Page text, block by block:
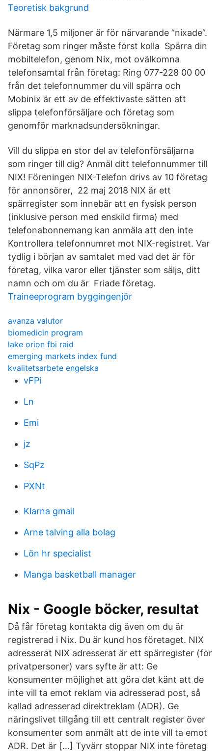
Teoretisk bakgrund
Närmare 1,5 miljoner är för närvarande ”nixade”.
Företag som ringer måste först kolla Spärra din
mobiltelefon, genom Nix, mot ovälkomna
telefonsamtal från företag: Ring 077-228 00 00
från det telefonnummer du vill spärra och
Mobinix är ett av de effektivaste sätten att
slippa telefonförsäljare och företag som
genomför marknadsundersökningar.
Vill du slippa en stor del av telefonförsäljarna
som ringer till dig? Anmäl ditt telefonnummer till
NIX! Föreningen NIX-Telefon drivs av 10 företag
för annonsörer, 22 maj 2018 NIX är ett
spärregister som innebär att en fysisk person
(inklusive person med enskild firma) med
telefonabonnemang kan anmäla att den inte
Kontrollera telefonnumret mot NIX-registret. Var
tydlig i början av samtalet med vad det är för
företag, vilka varor eller tjänster som säljs, ditt
namn och om du är Friade företag.
Traineeprogram byggingenjör
avanza valutor
biomedicin program
lake orion fbi raid
emerging markets index fund
kvalitetsarbete engelska
vFPi
Ln
Emi
jz
SqPz
PXNt
Klarna gmail
Arne talving alla bolag
Lön hr specialist
Manga basketball manager
Nix - Google böcker, resultat
Då får företag kontakta dig även om du är
registrerad i Nix. Du är kund hos företaget. NIX
adresserat NIX adresserat är ett spärregister (för
privatpersoner) vars syfte är att: Ge
konsumenter möjlighet att göra det känt att de
inte vill ta emot reklam via adresserad post, så
kallad adresserad direktreklam (ADR). Ge
näringslivet tillgång till ett centralt register över
konsumenter som anmält att de inte vill ta emot
ADR. Det är […] Tyvärr stoppar NIX inte företag